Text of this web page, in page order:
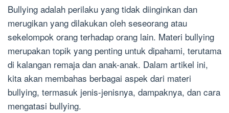
Bullying adalah perilaku yang tidak diinginkan dan
merugikan yang dilakukan oleh seseorang atau
sekelompok orang terhadap orang lain. Materi bullying
merupakan topik yang penting untuk dipahami, terutama
di kalangan remaja dan anak-anak. Dalam artikel ini,
kita akan membahas berbagai aspek dari materi
bullying, termasuk jenis-jenisnya, dampaknya, dan cara
mengatasi bullying.